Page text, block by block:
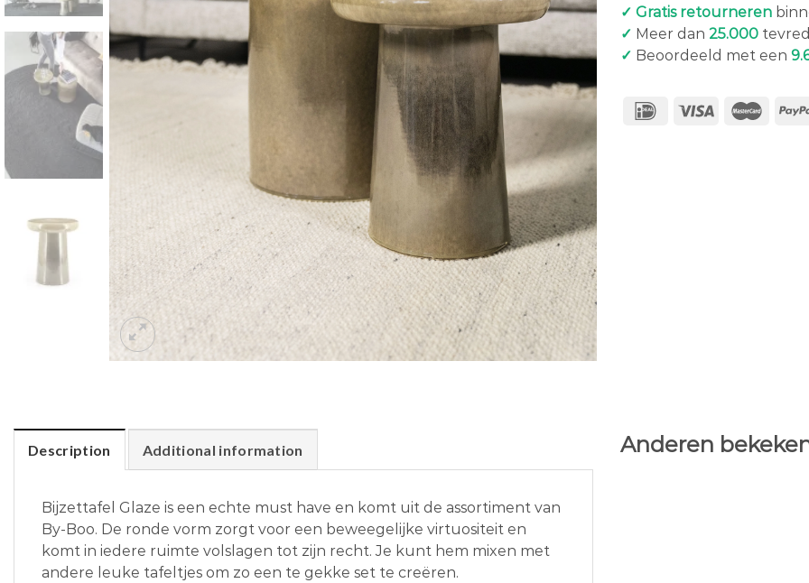
✓ Gratis retourneren
✓ Meer dan 25.000
✓ Beoordeeld met een
Description Additional information
Bijzettafel Glaze is een echte must have en komt uit de assortiment van
By-Boo. De ronde vorm zorgt voor een beweegelijke virtuositeit en
komt in iedere ruimte volslagen tot zijn recht. Je kunt hem mixen met
andere leuke tafeltjes om zo een te gekke set te creëren.
Anderen